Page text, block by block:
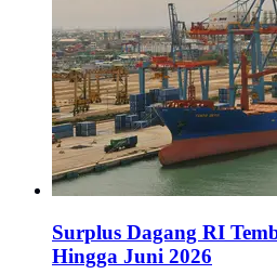
Surplus Dagang RI
Hingga Juni 2026